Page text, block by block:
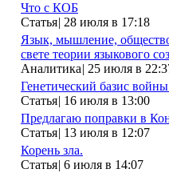
Что с КОБ
Статья| 28 июля в 17:18
Язык, мышление,
свете теории языкового
Аналитика| 25 июля в
Генетический базис
Статья| 16 июля в 13:00
Предлагаю поправки в
Статья| 13 июля в 12:07
Корень зла.
Статья| 6 июля в 14:07